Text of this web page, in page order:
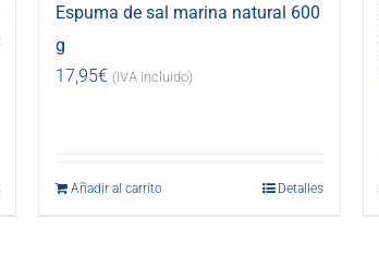
Espuma de sal marina natural 600
g
17,95€ (IVA incluido)
Añadir al carrito Detalles